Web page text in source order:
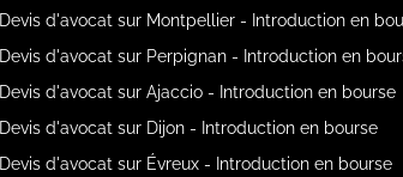
Devis d'avocat sur Montpellier - Introduction en
Devis d'avocat sur Perpignan - Introduction en
Devis d'avocat sur Ajaccio - Introduction en bourse
Devis d'avocat sur Dijon - Introduction en bourse
Devis d'avocat sur Évreux - Introduction en bourse